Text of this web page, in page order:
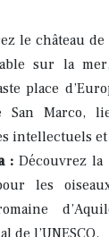
le château
sur la
place
San Marco,
intellectuels et
:Découvrez la
les
de l’UNESCO.